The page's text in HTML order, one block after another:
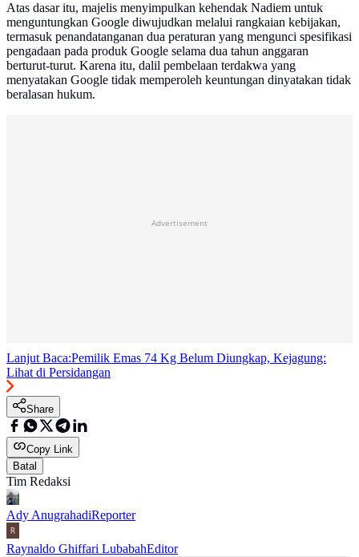
Atas dasar itu, majelis menyimpulkan kehendak Nadiem untuk
menguntungkan Google diwujudkan melalui rangkaian kebijakan,
termasuk penandatanganan dua peraturan yang mengunci spesifikasi
pengadaan pada produk Google selama dua tahun anggaran
berturut-turut. Karena itu, dalil pembelaan terdakwa yang
menyatakan Google tidak memperoleh keuntungan dinyatakan tidak
beralasan hukum.
Advertisement
Lanjut Baca:Pemilik Emas 74 Kg Belum Diungkap, Kejagung:
Lihat di Persidangan
Share
Copy Link
Batal
Tim Redaksi
Ady AnugrahadiReporter
Raynaldo Ghiffari LubabahEditor